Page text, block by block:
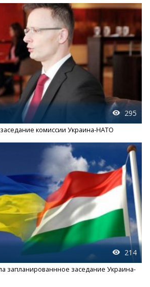
295
комиссии Украина-НАТО
214
запланированнное заседание Украина-